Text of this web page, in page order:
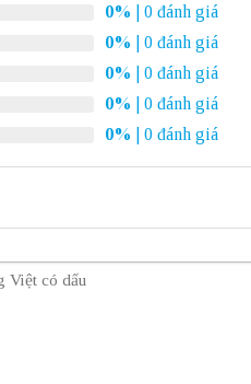
0%
| 0 đánh giá
0%
| 0 đánh giá
0%
| 0 đánh giá
0%
| 0 đánh giá
0% | 0 đánh giá